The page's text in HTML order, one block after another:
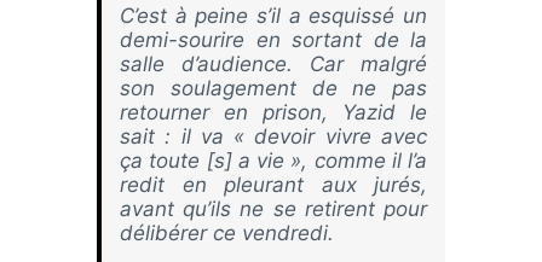
C’est à peine s’il a esquissé un
demi-sourire en sortant de la
salle d’audience. Car malgré
son soulagement de ne pas
retourner en prison, Yazid le
sait : il va « devoir vivre avec
ça toute [s] a vie », comme il l’a
redit en pleurant aux jurés,
avant qu’ils ne se retirent pour
délibérer ce vendredi.